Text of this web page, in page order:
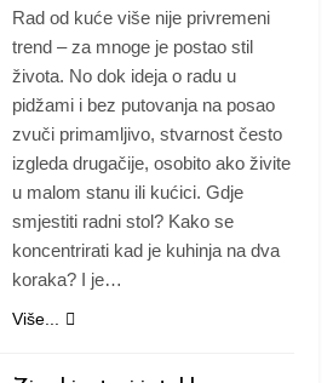
Rad od kuće više nije privremeni
trend – za mnoge je postao stil
života. No dok ideja o radu u
pidžami i bez putovanja na posao
zvuči primamljivo, stvarnost često
izgleda drugačije, osobito ako živite
u malom stanu ili kućici. Gdje
smjestiti radni stol? Kako se
koncentrirati kad je kuhinja na dva
koraka? I je…
Više...